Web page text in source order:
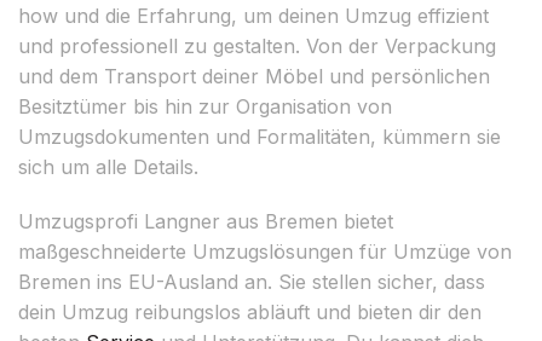
how und die Erfahrung, um deinen Umzug effizient
und professionell zu gestalten. Von der Verpackung
und dem Transport deiner Möbel und persönlichen
Besitztümer bis hin zur Organisation von
Umzugsdokumenten und Formalitäten, kümmern sie
sich um alle Details.
Umzugsprofi Langner aus Bremen bietet
maßgeschneiderte Umzugslösungen für Umzüge von
Bremen ins EU-Ausland an. Sie stellen sicher, dass
dein Umzug reibungslos abläuft und bieten dir den